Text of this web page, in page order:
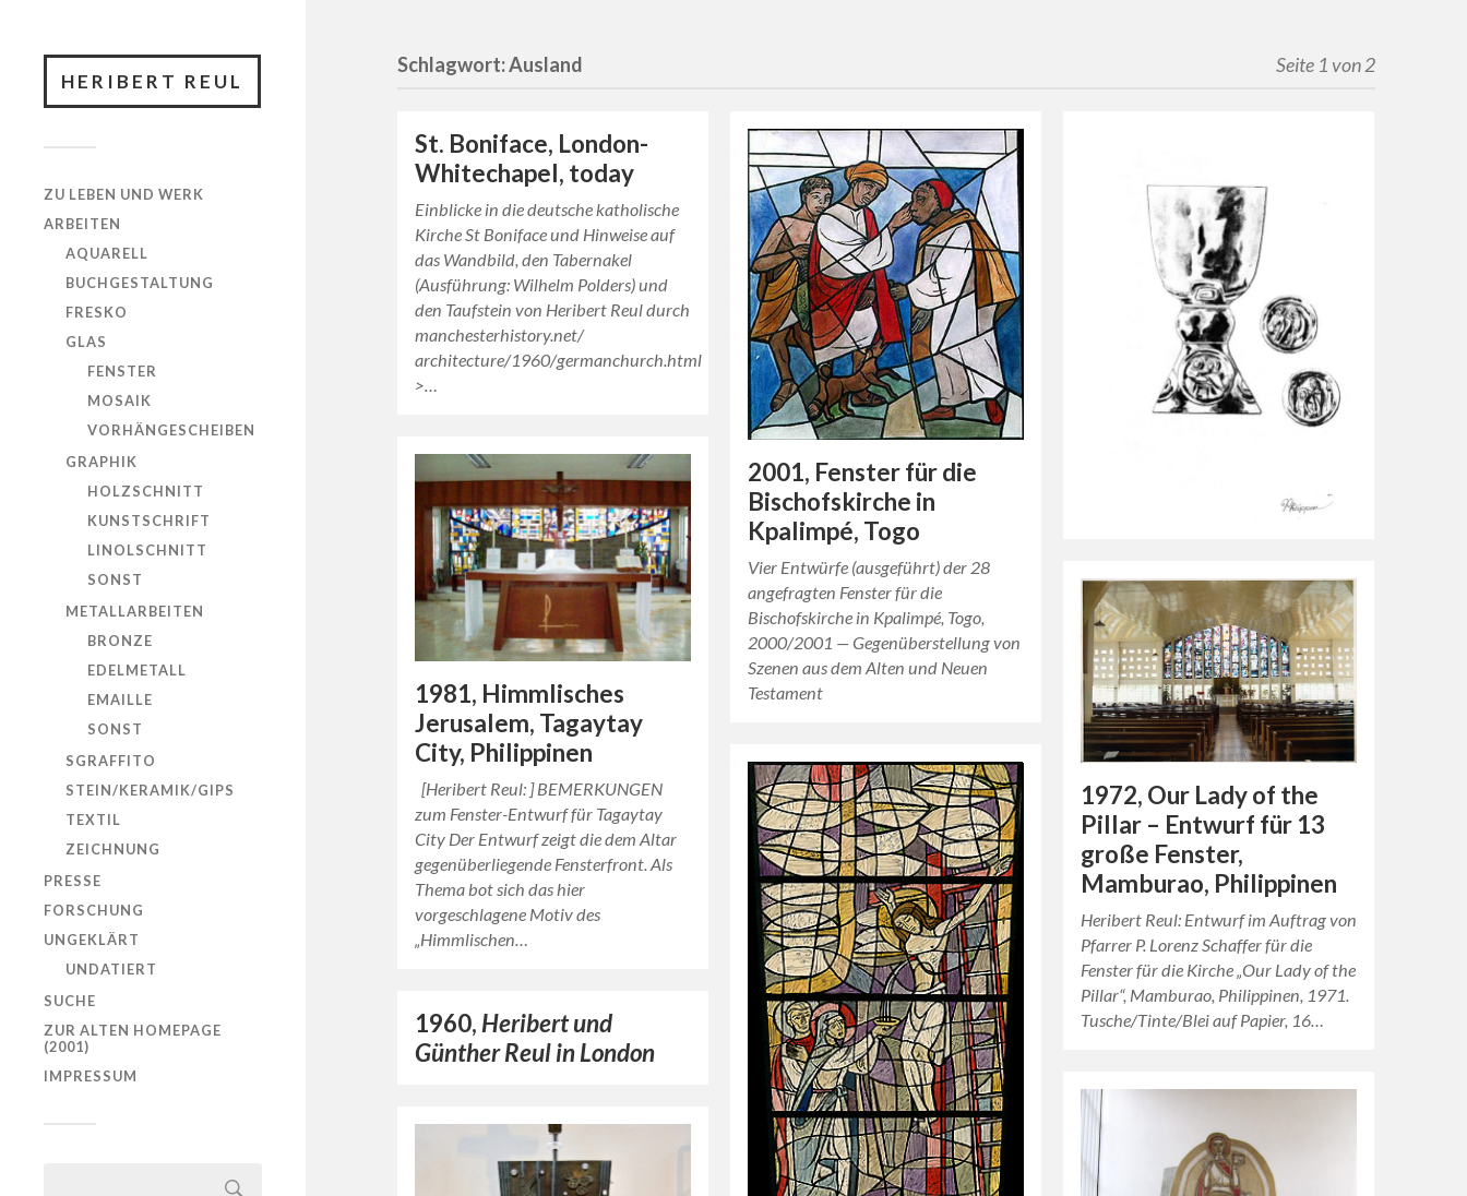
HERIBERT REUL
ZU LEBEN UND WERK
ARBEITEN
AQUARELL
BUCHGESTALTUNG
FRESKO
GLAS
FENSTER
MOSAIK
VORHÄNGESCHEIBEN
GRAPHIK
HOLZSCHNITT
KUNSTSCHRIFT
LINOLSCHNITT
SONST
METALLARBEITEN
BRONZE
EDELMETALL
EMAILLE
SONST
SGRAFFITO
STEIN/KERAMIK/GIPS
TEXTIL
ZEICHNUNG
PRESSE
FORSCHUNG
UNGEKLÄRT
UNDATIERT
SUCHE
ZUR ALTEN HOMEPAGE
(2001)
IMPRESSUM
Schlagwort:Ausland Seite 1 von 2
St. Boniface, London-
Whitechapel, today
Einblicke in die deutsche katholische
Kirche St Boniface und Hinweise auf
das Wandbild, den Tabernakel
(Ausführung: Wilhelm Polders) und
den Taufstein von Heribert Reul durch
manchesterhistory.net/
architecture/1960/germanchurch.html
>…
2001, Fenster für die
Bischofskirche in
Kpalimpé, Togo
Vier Entwürfe (ausgeführt) der 28
angefragten Fenster für die
Bischofskirche in Kpalimpé, Togo,
2000/2001 — Gegenüberstellung von
Szenen aus dem Alten und Neuen
Testament
1981, Himmlisches
Jerusalem, Tagaytay
City, Philippinen
[Heribert Reul: ] BEMERKUNGEN
zum Fenster-Entwurf für Tagaytay
City Der Entwurf zeigt die dem Altar
gegenüberliegende Fensterfront. Als
Thema bot sich das hier
vorgeschlagene Motiv des
„Himmlischen…
1972, Our Lady of the
Pillar – Entwurf für 13
große Fenster,
Mamburao, Philippinen
Heribert Reul: Entwurf im Auftrag von
Pfarrer P. Lorenz Schaffer für die
Fenster für die Kirche „Our Lady of the
Pillar“, Mamburao, Philippinen, 1971.
Tusche/Tinte/Blei auf Papier, 16…
1960, Heribert und
Günther Reul in London